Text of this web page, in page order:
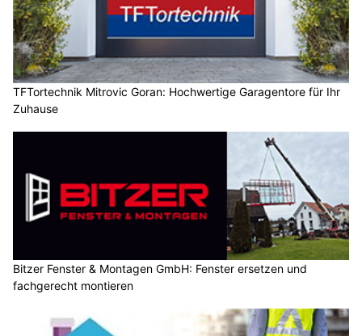
TFTortechnik Mitrovic Goran: Hochwertige Garagentore für Ihr
Zuhause
Bitzer Fenster & Montagen GmbH: Fenster ersetzen und
fachgerecht montieren